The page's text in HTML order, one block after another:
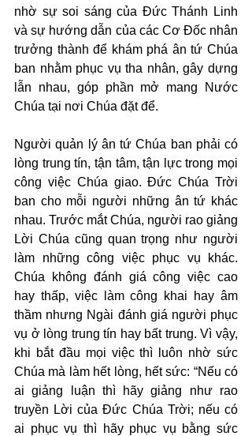
nhờ sự soi sáng của Đức Thánh Linh
và sự hướng dẫn của các Cơ Đốc nhân
trưởng thành để khám phá ân tứ Chúa
ban nhằm phục vụ tha nhân, gây dựng
lẫn nhau, góp phần mở mang Nước
Chúa tại nơi Chúa đặt để.
Người quản lý ân tứ Chúa ban phải có
lòng trung tín, tận tâm, tận lực trong mọi
công việc Chúa giao. Đức Chúa Trời
ban cho mỗi người những ân tứ khác
nhau. Trước mắt Chúa, người rao giảng
Lời Chúa cũng quan trọng như người
làm những công việc phục vụ khác.
Chúa không đánh giá công việc cao
hay thấp, việc làm công khai hay âm
thầm nhưng Ngài đánh giá người phục
vụ ở lòng trung tín hay bất trung. Vì vậy,
khi bắt đầu mọi việc thì luôn nhờ sức
Chúa mà làm hết lòng, hết sức: “Nếu có
ai giảng luận thì hãy giảng như rao
truyền Lời của Đức Chúa Trời; nếu có
ai phục vụ thì hãy phục vụ bằng sức